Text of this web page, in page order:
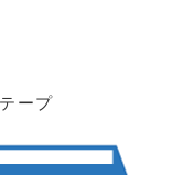
ープ